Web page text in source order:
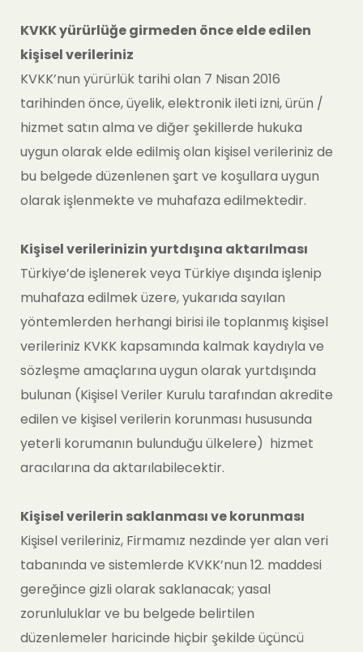
KVKK yürürlüğe girmeden önce elde edilen
kişisel verileriniz
KVKK’nun yürürlük tarihi olan 7 Nisan 2016
tarihinden önce, üyelik, elektronik ileti izni, ürün /
hizmet satın alma ve diğer şekillerde hukuka
uygun olarak elde edilmiş olan kişisel verileriniz de
bu belgede düzenlenen şart ve koşullara uygun
olarak işlenmekte ve muhafaza edilmektedir.
Kişisel verilerinizin yurtdışına aktarılması
Türkiye’de işlenerek veya Türkiye dışında işlenip
muhafaza edilmek üzere, yukarıda sayılan
yöntemlerden herhangi birisi ile toplanmış kişisel
verileriniz KVKK kapsamında kalmak kaydıyla ve
sözleşme amaçlarına uygun olarak yurtdışında
bulunan (Kişisel Veriler Kurulu tarafından akredite
edilen ve kişisel verilerin korunması hususunda
yeterli korumanın bulunduğu ülkelere) hizmet
aracılarına da aktarılabilecektir.
Kişisel verilerin saklanması ve korunması
Kişisel verileriniz, Firmamız nezdinde yer alan veri
tabanında ve sistemlerde KVKK’nun 12. maddesi
gereğince gizli olarak saklanacak; yasal
zorunluluklar ve bu belgede belirtilen
düzenlemeler haricinde hiçbir şekilde üçüncü